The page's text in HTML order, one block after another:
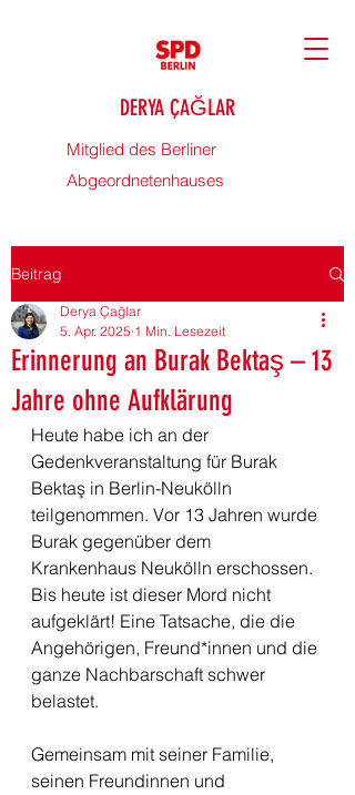
DERYA ÇAĞLAR
Mitglied des Berliner
Abgeordnetenhauses
Beitrag
Erinnerung an Burak Bektaş – 13
Jahre ohne Aufklärung
Derya Çağlar
5. Apr. 2025 1 Min. Lesezeit
Heute habe ich an der
Gedenkveranstaltung für Burak
Bektaş in Berlin-Neukölln
teilgenommen. Vor 13 Jahren wurde
Burak gegenüber dem
Krankenhaus Neukölln erschossen.
Bis heute ist dieser Mord nicht
aufgeklärt! Eine Tatsache, die die
Angehörigen, Freund*innen und die
ganze Nachbarschaft schwer
belastet.
Gemeinsam mit seiner Familie,
seinen Freundinnen und